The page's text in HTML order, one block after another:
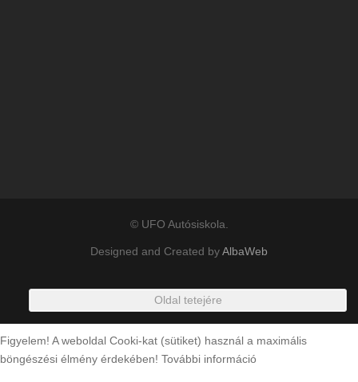
© UFO Autósiskola.
Designed and Created byAlbaWeb
Oldal tetejére
Figyelem! A weboldal Cooki-kat (sütiket) használ a maximális
böngészési élmény érdekében! További információ